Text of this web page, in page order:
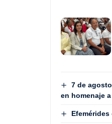
7 de
en homenaje